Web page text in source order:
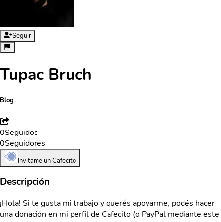
Seguir
Tupac Bruch
Blog
0Seguidos
0Seguidores
Invitame un Cafecito
Descripción
¡Hola! Si te gusta mi trabajo y querés apoyarme, podés hacer
una donación en mi perfil de Cafecito (o PayPal mediante este